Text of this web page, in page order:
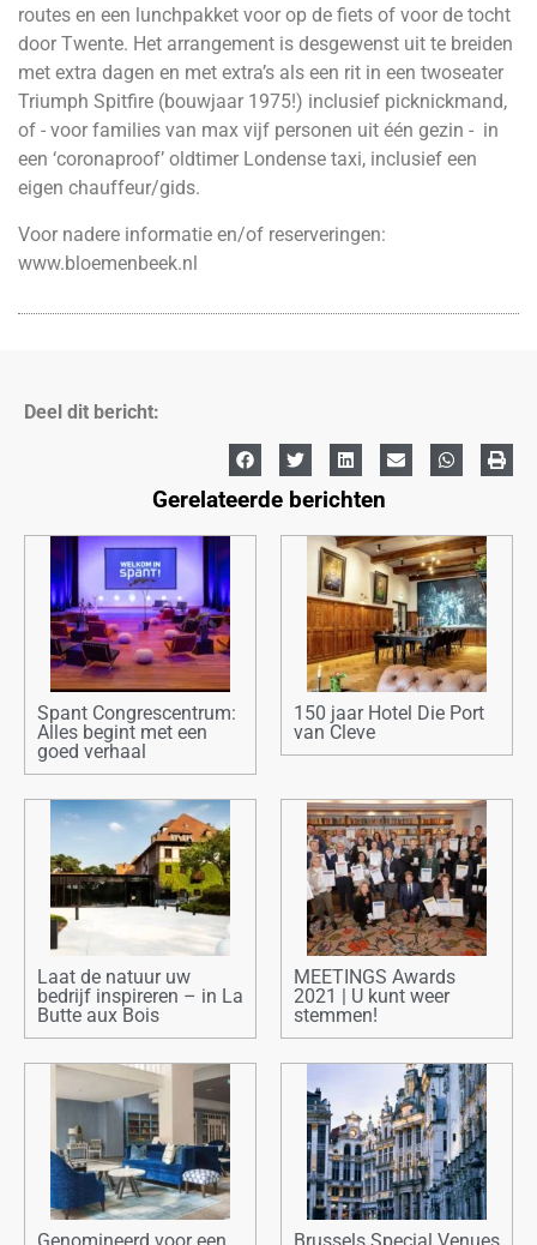
routes en een lunchpakket voor op de fiets of voor de tocht
door Twente. Het arrangement is desgewenst uit te breiden
met extra dagen en met extra’s als een rit in een twoseater
Triumph Spitfire (bouwjaar 1975!) inclusief picknickmand,
of - voor families van max vijf personen uit één gezin - in
een ‘coronaproof’ oldtimer Londense taxi, inclusief een
eigen chauffeur/gids.
Voor nadere informatie en/of reserveringen:
www.bloemenbeek.nl
Deel dit bericht:
Gerelateerde berichten
Spant Congrescentrum:
Alles begint met een
goed verhaal
150 jaar Hotel Die Port
van Cleve
Laat de natuur uw
bedrijf inspireren – in La
Butte aux Bois
MEETINGS Awards
2021 | U kunt weer
stemmen!